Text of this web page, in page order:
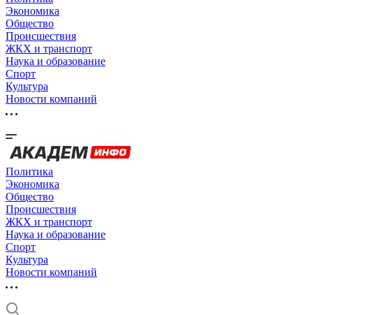
Экономика
Общество
Происшествия
ЖКХ и транспорт
Наука и образование
Спорт
Культура
Новости компаний
Политика
Экономика
Общество
Происшествия
ЖКХ и транспорт
Наука и образование
Спорт
Культура
Новости компаний